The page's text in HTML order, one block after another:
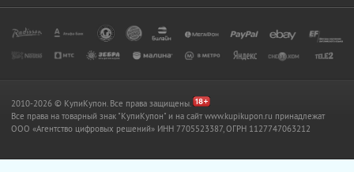
2010-2026 © КупиКупон. Все права защищены.
Все права на товарный знак "КупиКупон" и на сайт www.kupikupon.ru принадлежат
OOO «Агентство цифровых решений» ИНН 7705523387, ОГРН 1127747063212